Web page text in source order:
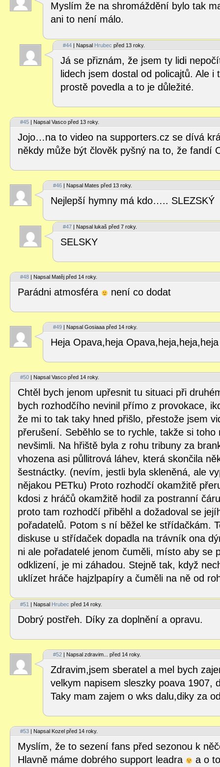
Myslím že na shromáždění bylo tak
ani to není málo.
#44 | Napsal Hrubec před 13 roky.
Já se přiznám, že jsem ty lidi
lidech jsem dostal od policajtů. Ale
prostě povedla a to je důležité.
#45 | Napsal Vasco před 13 roky.
Jojo…na to video na supporters.cz se dívá
někdy může být člověk pyšný na to, že fandí
#46 | Napsal Mates před 13 roky.
Nejlepší hymny má kdo….. SLEZSKÝ
#47 | Napsal lukaš před 7 roky.
SELSKY
#48 | Napsal Matěj před 14 roky.
Parádni atmosféra není co dodat
#49 | Napsal Gosiaaa před 14 roky.
Heja Opava,heja
#50 | Napsal Vasco před 14 roky.
Chtěl bych jenom upřesnit tu situaci při
bych rozhodčího nevinil přímo z provokace,
že mi to tak taky hned přišlo, přestože jsem
přerušení. Seběhlo se to rychle, takže si toho
nevšimli. Na hřiště byla z rohu tribuny za
vhozena asi půllitrová láhev, která skončila
šestnáctky. (nevím, jestli byla skleněná, ale
nějakou PETku) Proto rozhodčí okamžitě
kdosi z hráčů okamžitě hodil za postranní
proto tam rozhodčí přiběhl a dožadoval se
pořadatelů. Potom s ní běžel ke střídačkám.
diskuse u střídaček dopadla na trávník ona
ni ale pořadatelé jenom čuměli, místo aby se
odklizení, je mi záhadou. Stejně tak, když
uklízet hráče hajzlpapíry a čuměli na ně od
#51 | Napsal Hrubec před 14 roky.
Dobrý postřeh. Díky za doplnění a opravu.
#52 | Napsal zdravim... před 14 roky.
Zdravim,jsem sberatel a mel bych
velkym napisem sleszky poava 1907,
Taky mam zajem o wks dalu,diky za
#53 | Napsal Kozel před 14 roky.
Myslím, že to sezení fans před sezonou k
Hlavně máme dobrého support leadra
a o